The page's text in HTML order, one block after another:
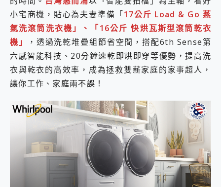
realme 14 Pro 超硬軍規、冰感變色實測，realme 14 5G 遊戲戰鬥值爆表，效能x娛樂全都要！
iPhone、Apple Watch、AirPods耳機 三個設備充電一起搞定 ONPRO MagReact™ M3 3 in 1可攜摺疊無線充電器 開箱 評測
動靜皆宜「HUAWEI FreeArc」開放式耳掛耳機，無感配戴! 超穩超服貼，音質、通話也很優質
好玩好拍 vivo V50 ~ 口袋裡的 Zeiss 潮流攝影棚!
25種洗烘模式一機搞定! Roborock 衣莉莎白 H1 Neo分子篩洗脫烘 AI 滾筒洗衣機
給 MSI Claw 系列電競掌機 最完美的家 MSI Nest Docking Station 掌機專屬擴充底座 開箱 評測
B&O 精品級音響! Home+ 中嘉寬頻 SoundBox 劇院串流盒 開箱 評測
3 個超值 MHN 飛人工具分享~~ iToolab AnyGo 魔物獵人 Now飛人 ios教學 不出門也可以到處走
Locawhere AnyTo 寶可夢飛人 AnyTo 不出門也可以飛遍全世界
小體積 40000mAh 超大容量 一次充5個設備 充好充滿 CUKTECH 酷態科 300W 微型充電站 開箱 評測
vivo TWS 3e 真無線藍牙耳機智慧降噪升級、音質明亮溫潤，並支援雙設備連接~
小宅商機，貼心為夫妻準備「17公斤 Load & Go 蒸
氣洗滾筒洗衣機」、「16公斤 快烘瓦斯型滾筒乾衣
機」
，透過洗乾堆疊組節省空間，搭配6th Sense第
六感智能科技、20分鐘速乾即烘即穿等優勢，提高洗
衣與乾衣的高效率，成為拯救雙薪家庭的家事超人，
讓你工作、家庭兩不誤！